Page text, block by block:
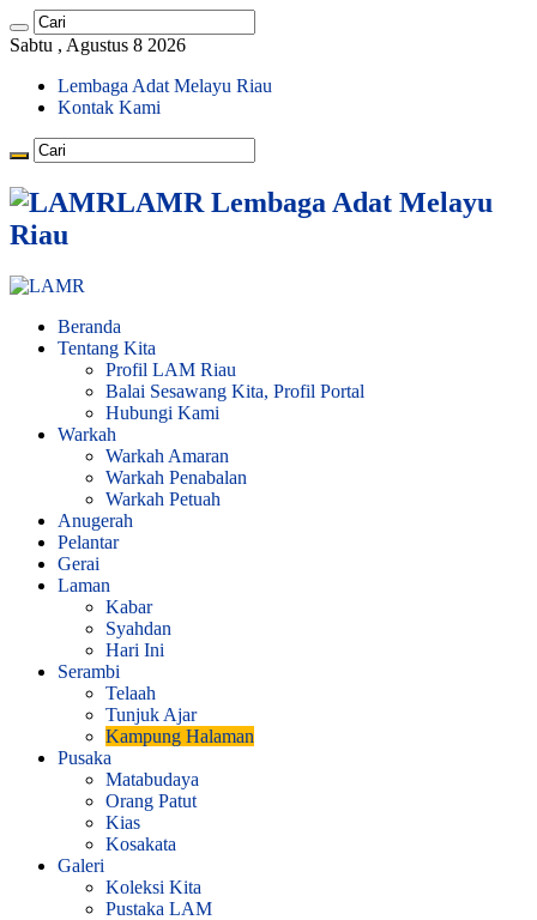
Sabtu , Agustus 8 2026
Lembaga Adat Melayu Riau
Kontak Kami
LAMR Lembaga Adat Melayu
Riau
Beranda
Tentang Kita
Profil LAM Riau
Balai Sesawang Kita, Profil Portal
Hubungi Kami
Warkah
Warkah Amaran
Warkah Penabalan
Warkah Petuah
Anugerah
Pelantar
Gerai
Laman
Kabar
Syahdan
Hari Ini
Serambi
Telaah
Tunjuk Ajar
Kampung Halaman
Pusaka
Matabudaya
Orang Patut
Kias
Kosakata
Galeri
Koleksi Kita
Pustaka LAM